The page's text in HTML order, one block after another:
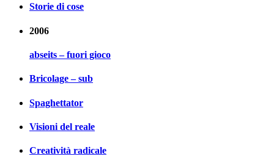
Storie di cose
2006
abseits – fuori gioco
Bricolage – sub
Spaghettator
Visioni del reale
Creatività radicale